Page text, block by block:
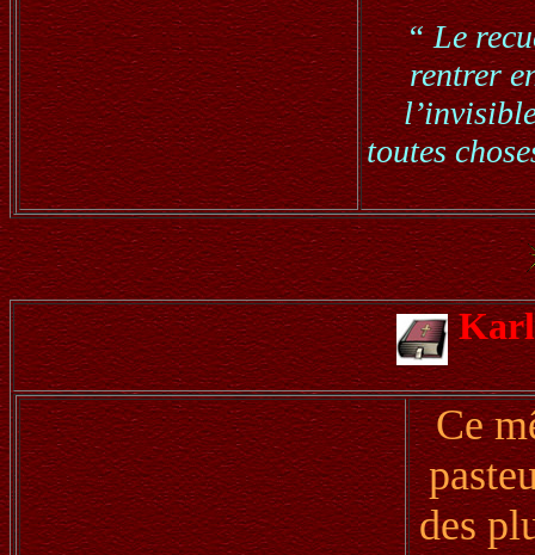
“ Le
rentrer
toutes
Ce
des